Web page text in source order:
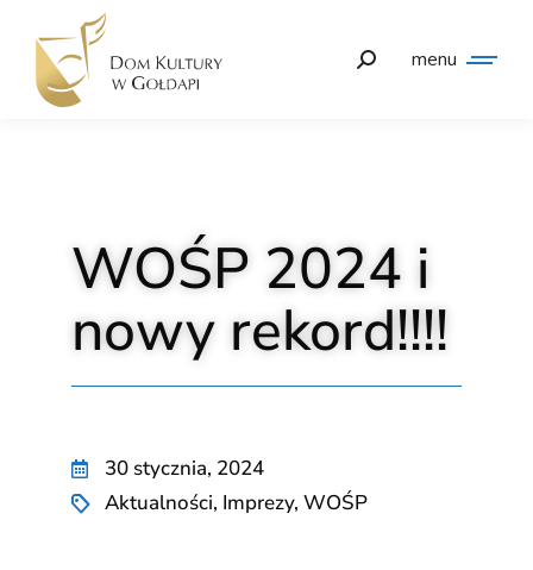
menu
WOŚP 2024 i
nowy rekord!!!!
30 stycznia, 2024
Aktualności, Imprezy, WOŚP